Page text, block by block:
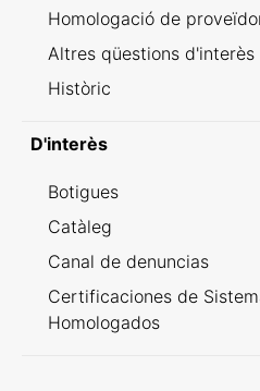
Homologació de
Altres qüestions d'interès
Històric
D'interès
Botigues
Catàleg
Canal de denuncias
Certificaciones de
Homologados